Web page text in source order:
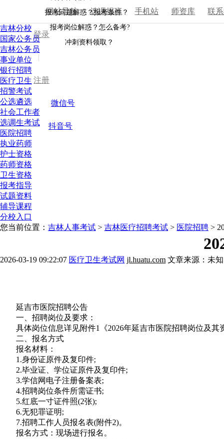
网站导航 选课报班 手机站 师资库 联
登录
|
注册
微信号
抖音号
吉林分校
国家公务员
吉林公务员
事业单位
银行招聘
医疗卫生
招警考试
公选遴选
社会工作者
选调生考试
医院招聘
执业药师
护士资格
药师资格
卫生资格
报考指导
试题资料
辅导课程
分校入口
您当前位置： 吉林人事考试 > 吉林医疗招聘考试 > 医院招聘 >
2026-03-19 09:22:07 医疗卫生考试网 jl.huatu.com 文章来源：未知
延吉市医院招聘公告
一、招聘岗位及要求：
具体岗位信息详见附件1《2026年延吉市医院招聘岗位及其
二、报名方式
报名材料：
1.身份证原件及复印件;
2.毕业证、学位证原件及复印件;
3.学信网电子注册备案表;
4.招聘岗位条件所需证书;
5.红底一寸证件照(2张);
6.无犯罪证明;
7.招聘工作人员报名表(附件2)。
报名方式：现场进行报名。
报考问题解惑？报考条件？
报考岗位解惑？怎么备考?
冲刺资料领取？